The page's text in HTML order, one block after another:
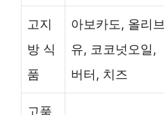
고지
방 식
품
아보카도, 올리브
유, 코코넛오일,
버터, 치즈
고품